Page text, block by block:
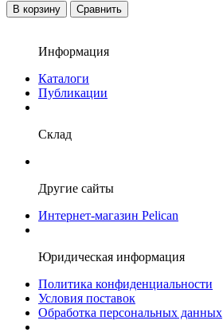
В корзину Сравнить
Информация
Каталоги
Публикации
Склад
Другие сайты
Интернет-магазин Pelican
Юридическая информация
Политика конфиденциальности
Условия поставок
Обработка персональных данных